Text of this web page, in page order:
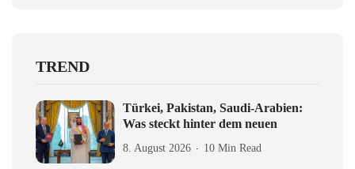
TREND
Türkei, Pakistan, Saudi-Arabien:
Was steckt hinter dem neuen
8. August 2026 10 Min Read